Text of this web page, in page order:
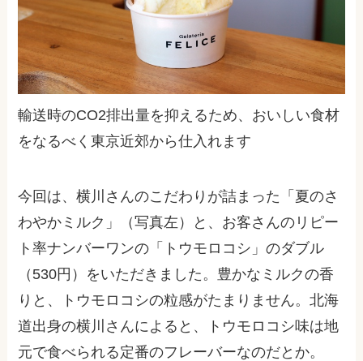
輸送時のCO2排出量を抑えるため、おいしい食材
をなるべく東京近郊から仕入れます
今回は、横川さんのこだわりが詰まった「夏のさ
わやかミルク」（写真左）と、お客さんのリピー
ト率ナンバーワンの「トウモロコシ」のダブル
（ 530円）をいただきました。豊かなミルクの香
りと、トウモロコシの粒感がたまりません。北海
道出身の横川さんによると、トウモロコシ味は地
元で食べられる定番のフレーバーなのだとか。